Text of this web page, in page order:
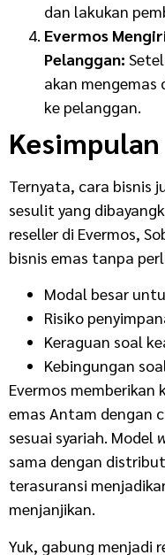
dan lakukan
Evermos
Pelanggan:
akan mengemas
ke pelanggan.
Kesimpulan
Ternyata, cara bisnis
sesulit yang
reseller di Evermos,
bisnis emas tanpa
Modal besar
Risiko
Keraguan soal
Kebingungan
Evermos
emas Antam dengan
sesuai syariah. Model
sama dengan
terasuransi
menjanjikan.
Yuk, gabung menjadi